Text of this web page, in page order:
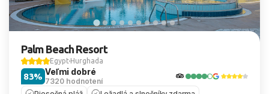
Palm Beach Resort
Egypt Hurghada
Veľmi dobré
7320 hodnotení
83%